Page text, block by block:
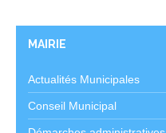
MAIRIE
Actualités Municipales
Conseil Municipal